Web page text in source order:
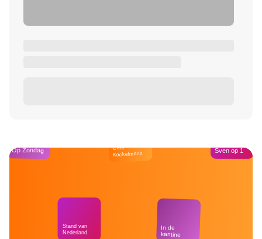
Op Zondag
Stand van
Nederland
Café
Kockelmann
In de
kantine
Sven op 1